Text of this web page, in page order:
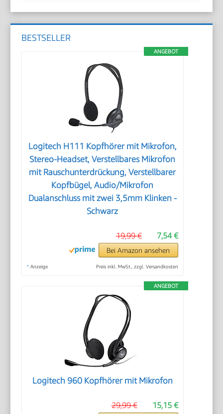
BESTSELLER
ANGEBOT
Logitech H111 Kopfhörer mit Mikrofon,
Stereo-Headset, Verstellbares Mikrofon
mit Rauschunterdrückung, Verstellbarer
Kopfbügel, Audio/Mikrofon
Dualanschluss mit zwei 3,5mm Klinken -
Schwarz
7,54 €
19,99 €
Bei Amazon ansehen
* Anzeige Preis inkl. MwSt., zzgl. Versandkosten
ANGEBOT
Logitech 960 Kopfhörer mit Mikrofon
15,15 €
29,99 €